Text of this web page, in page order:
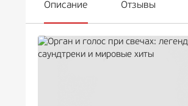
Описание Отзывы